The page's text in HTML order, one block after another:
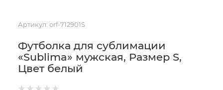
Артикул: orf-712901S
Футболка для сублимации
«Sublima» мужская, Размер S,
Цвет белый